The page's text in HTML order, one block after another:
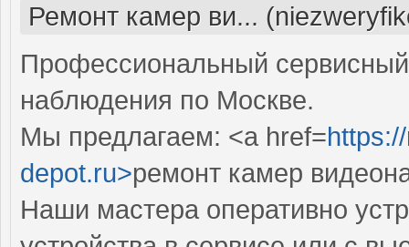
Ремонт камер ви...
Профессиональный
наблюдения по Москве.
Мы предлагаем: <a href=
depot.ru>ремонт камер
Наши мастера оперативно